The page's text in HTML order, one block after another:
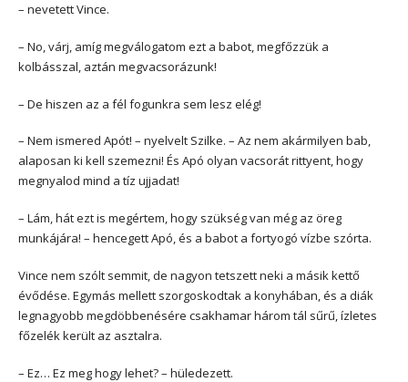
– nevetett Vince.
– No, várj, amíg megválogatom ezt a babot, megfőzzük a
kolbásszal, aztán megvacsorázunk!
– De hiszen az a fél fogunkra sem lesz elég!
– Nem ismered Apót! – nyelvelt Szilke. – Az nem akármilyen bab,
alaposan ki kell szemezni! És Apó olyan vacsorát rittyent, hogy
megnyalod mind a tíz ujjadat!
– Lám, hát ezt is megértem, hogy szükség van még az öreg
munkájára! – hencegett Apó, és a babot a fortyogó vízbe szórta.
Vince nem szólt semmit, de nagyon tetszett neki a másik kettő
évődése. Egymás mellett szorgoskodtak a konyhában, és a diák
legnagyobb megdöbbenésére csakhamar három tál sűrű, ízletes
főzelék került az asztalra.
– Ez… Ez meg hogy lehet? – hüledezett.